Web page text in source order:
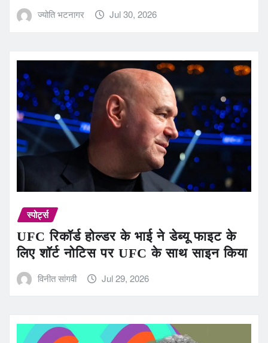
ज्योति भटनागर Jul 30, 2026
स्पोर्ट्स
UFC रिकॉर्ड होल्डर के भाई ने डेब्यू फाइट के
लिए शॉर्ट नोटिस पर UFC के साथ साइन किया
विनीत सांगवी Jul 29, 2026